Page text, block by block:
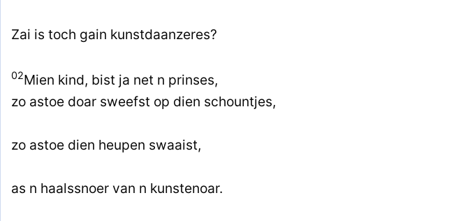
Zai is toch gain kunstdaanzeres?
02Mien kind, bist ja net n prinses,
zo astoe doar sweefst op dien schountjes,
zo astoe dien heupen swaaist,
as n haalssnoer van n kunstenoar.